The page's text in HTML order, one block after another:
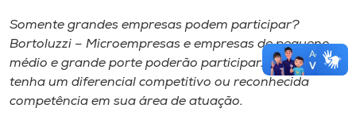
Somente grandes empresas podem participar?
Bortoluzzi – Microempresas e empresas de pequeno,
médio e grande porte poderão participar. Basta que
tenha um diferencial competitivo ou reconhecida
competência em sua área de atuação.